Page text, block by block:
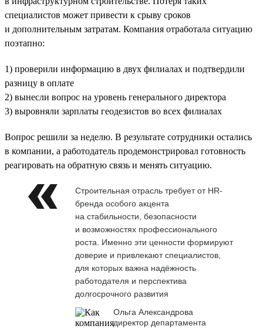
специалистов может привести к срыву сроков
и дополнительным затратам. Компания отработала ситуацию
поэтапно:
1) проверили информацию в двух филиалах и подтвердили
разницу в оплате
2) вынесли вопрос на уровень генерального директора
3) выровняли зарплаты геодезистов во всех филиалах
Вопрос решили за неделю. В результате сотрудники остались
в компании, а работодатель продемонстрировал готовность
реагировать на обратную связь и менять ситуацию.
Строительная отрасль требует от HR-
бренда особого акцента
на стабильности, безопасности
и возможностях профессионального
роста. Именно эти ценности формируют
доверие и привлекают специалистов,
для которых важна надёжность
работодателя и перспектива
долгосрочного развития
Ольга Александрова
директор департамента